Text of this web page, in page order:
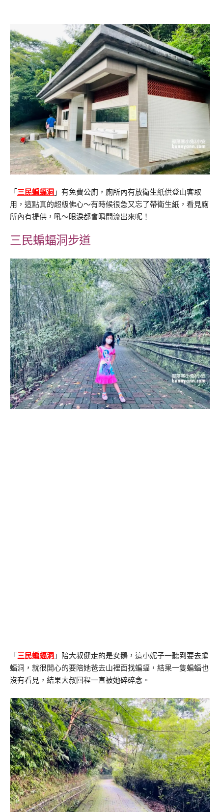
「 三民蝙蝠洞 」有免費公廁，廁所內有放衛生紙供登山客取
用，這點真的超級佛心～有時候很急又忘了帶衛生紙，看見廁
所內有提供，吼～眼淚都會瞬間流出來呢！
三民蝙蝠洞步道
「 三民蝙蝠洞 」陪大叔健走的是女鵝，這小妮子一聽到要去蝙
蝠洞，就很開心的要陪她爸去山裡面找蝙蝠，結果一隻蝙蝠也
沒有看見，結果大叔回程一直被她碎碎念。